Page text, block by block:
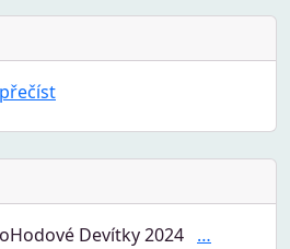
Devítky 2024 …